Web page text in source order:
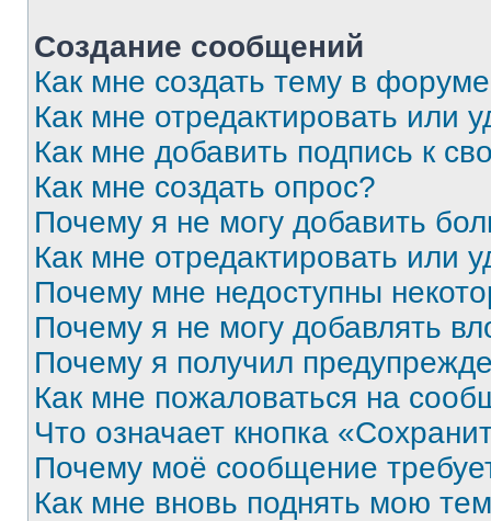
Создание сообщений
Как мне создать тему в
Как мне отредактировать или
Как мне добавить подпись к
Как мне создать опрос?
Почему я не могу добавить
Как мне отредактировать или
Почему мне недоступны
Почему я не могу добавлять
Почему я получил
Как мне пожаловаться на
Что означает кнопка
Почему моё сообщение
Как мне вновь поднять мою